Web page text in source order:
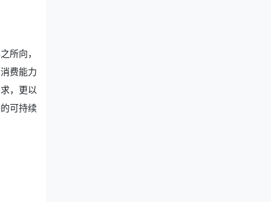
所向，
费能力
，更以
可持续